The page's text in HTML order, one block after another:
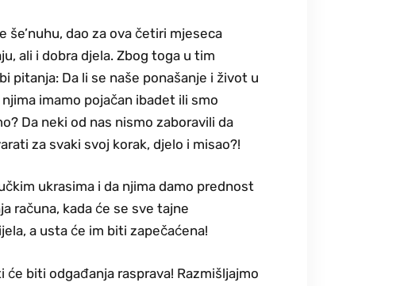
še’nuhu, dao za ova četiri mjeseca
ali i dobra djela. Zbog toga u tim
pitanja: Da li se naše ponašanje i život u
imamo pojačan ibadet ili smo
Da neki od nas nismo zaboravili da
za svaki svoj korak, djelo i misao?!
ukrasima i da njima damo prednost
računa, kada će se sve tajne
a usta će im biti zapečaćena!
biti odgađanja rasprava! Razmišljajmo